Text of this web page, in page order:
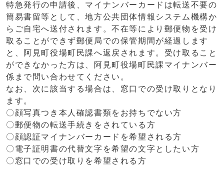
特急発行の申請後、マイナンバーカードは転送不要の
簡易書留等として、地方公共団体情報システム機構か
らご自宅へ送付されます。不在等により郵便物を受け
取ることができず郵便局での保管期間が経過します
と、阿見町役場町民課へ返戻されます。受け取ること
ができなかった方は、阿見町役場町民課マイナンバー
係まで問い合わせてください。
なお、次に該当する場合は、窓口での受け取りとなり
ます。
〇顔写真つき本人確認書類をお持ちでない方
〇郵便物の転送手続きをされている方
〇顔認証マイナンバーカードを希望される方
〇電子証明書の代替文字を希望の文字としたい方
〇窓口での受け取りを希望される方